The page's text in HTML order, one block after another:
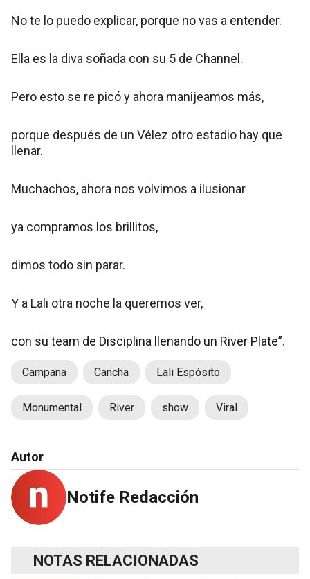
No te lo puedo explicar, porque no vas a entender.
Ella es la diva soñada con su 5 de Channel.
Pero esto se re picó y ahora manijeamos más,
porque después de un Vélez otro estadio hay que
llenar.
Muchachos, ahora nos volvimos a ilusionar
ya compramos los brillitos,
dimos todo sin parar.
Y a Lali otra noche la queremos ver,
con su team de Disciplina llenando un River Plate”.
Campana Cancha Lali Espósito
Monumental River show Viral
Autor
Notife Redacción
NOTAS RELACIONADAS